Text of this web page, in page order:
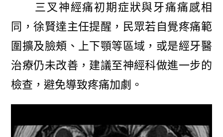
三叉神經痛初期症狀與牙痛痛感相
同，徐賢達主任提醒，民眾若自覺疼痛範
圍擴及臉頰、上下顎等區域，或是經牙醫
治療仍未改善，建議至神經科做進一步的
檢查，避免導致疼痛加劇。